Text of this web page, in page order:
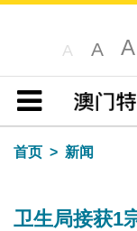
A A A
目录
首页
新闻
卫生局接获1